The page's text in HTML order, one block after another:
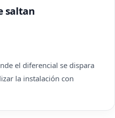
saltan
el diferencial se dispara
la instalación con